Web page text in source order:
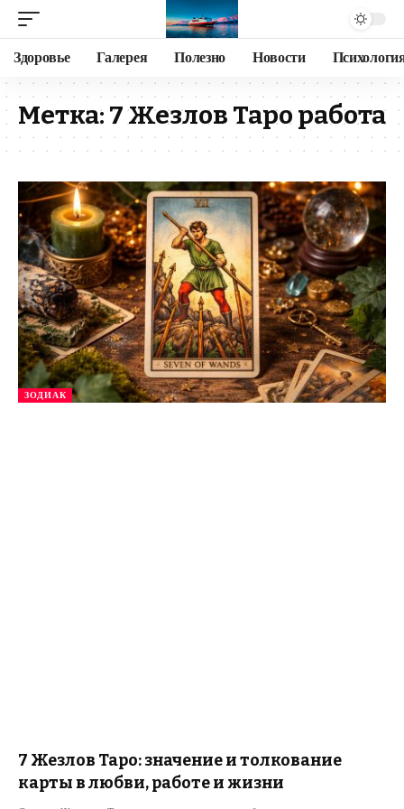
Здоровье Галерея Полезно Новости
Метка: 7 Жезлов Таро работа
ЗОДИАК
7 Жезлов Таро: значение и толкование
карты в любви, работе и жизни